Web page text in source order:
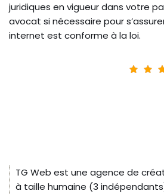
juridiques en vigueur dans votre
avocat si nécessaire pour
internet est conforme à la loi.
TG Web est une agence de
à taille humaine (3